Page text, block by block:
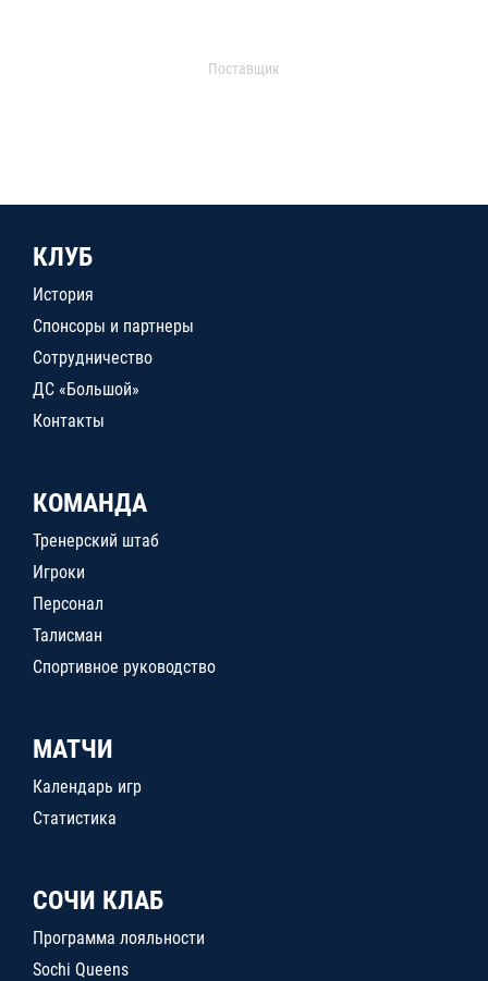
Поставщик
КЛУБ
История
Спонсоры и партнеры
Сотрудничество
ДС «Большой»
Контакты
КОМАНДА
Тренерский штаб
Игроки
Персонал
Талисман
Спортивное руководство
МАТЧИ
Календарь игр
Статистика
СОЧИ КЛАБ
Программа лояльности
Sochi Queens